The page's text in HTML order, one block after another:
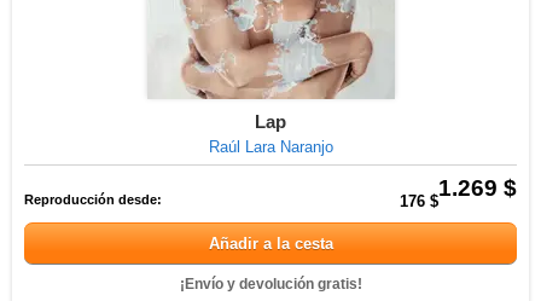
Lap
Raúl Lara Naranjo
1.269 $
Reproducción desde: 176 $
Añadir a la cesta
¡Envío y devolución gratis!